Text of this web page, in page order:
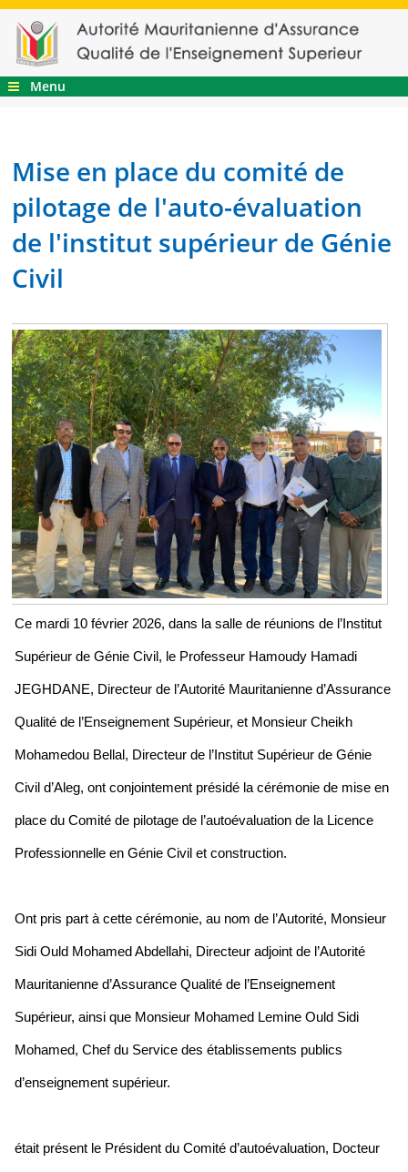
Menu
Mise en place du comité de
pilotage de l'auto-évaluation
de l'institut supérieur de Génie
Civil
Ce mardi 10 février 2026, dans la salle de réunions de l’Institut
Supérieur de Génie Civil, le Professeur Hamoudy Hamadi
JEGHDANE, Directeur de l’Autorité Mauritanienne d’Assurance
Qualité de l’Enseignement Supérieur, et Monsieur Cheikh
Mohamedou Bellal, Directeur de l’Institut Supérieur de Génie
Civil d’Aleg, ont conjointement présidé la cérémonie de mise en
place du Comité de pilotage de l’autoévaluation de la Licence
Professionnelle en Génie Civil et construction.
Ont pris part à cette cérémonie, au nom de l’Autorité, Monsieur
Sidi Ould Mohamed Abdellahi, Directeur adjoint de l’Autorité
Mauritanienne d’Assurance Qualité de l’Enseignement
Supérieur, ainsi que Monsieur Mohamed Lemine Ould Sidi
Mohamed, Chef du Service des établissements publics
d’enseignement supérieur.
était présent le Président du Comité d’autoévaluation, Docteur